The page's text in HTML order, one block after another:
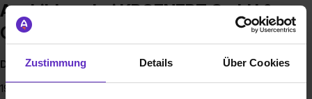
Zustimmung Details Über Cookies
Ausbildung bei KROENERT GmbH &
Co KG
Das sind wir:
1903 gegründet, steht